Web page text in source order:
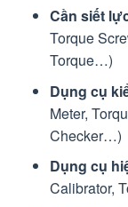
Cần siết
Torque
Torque…)
Dụng cụ
Meter,
Checker…)
Dụng cụ
Calibrator,